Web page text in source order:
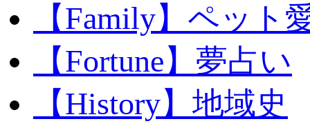
【Family】ペット
【Fortune】夢占い
【History】地域史